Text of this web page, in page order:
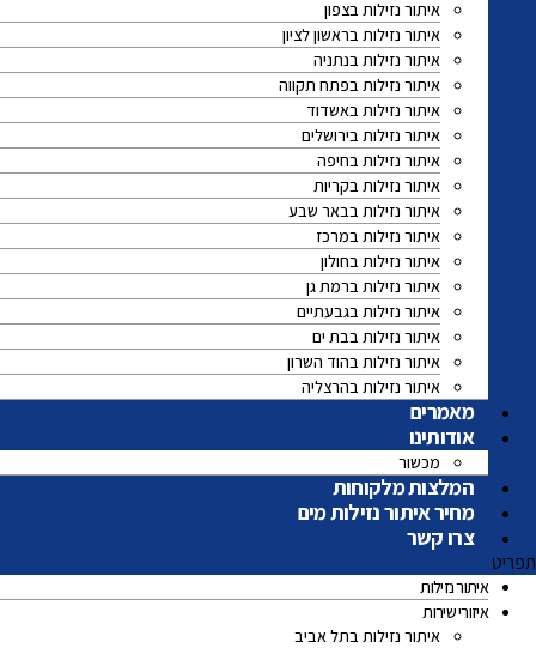
איתור נזילות בצפון
איתור נזילות בראשון לציון
איתור נזילות בנתניה
איתור נזילות בפתח תקווה
איתור נזילות באשדוד
איתור נזילות בירושלים
איתור נזילות בחיפה
איתור נזילות בקריות
איתור נזילות בבאר שבע
איתור נזילות במרכז
איתור נזילות בחולון
איתור נזילות ברמת גן
איתור נזילות בגבעתיים
איתור נזילות בבת ים
איתור נזילות בהוד השרון
איתור נזילות בהרצליה
מאמרים
אודותינו
מכשור
המלצות מלקוחות
מחיר איתור נזילות מים
צרו קשר
תפריט
איתור נזילות
איזורי שירות
איתור נזילות בתל אביב